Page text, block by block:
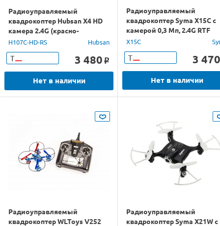
Радиоуправляемый
квадрокоптер Hubsan X4 HD
камера 2.4G (красно-
серебристый)
H107C-HD-RS Hubsan
Т 3 480 o
Нет в наличии
Радиоуправляемый
квадрокоптер Syma X15C с
камерой 0,3 Мп, 2.4G RTF
X15C
Т 3 470
Нет в наличии
Радиоуправляемый
квадрокоптер WLToys V252
Радиоуправляемый
квадрокоптер Syma X21W с